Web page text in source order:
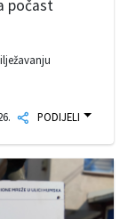
počast
PODIJELI